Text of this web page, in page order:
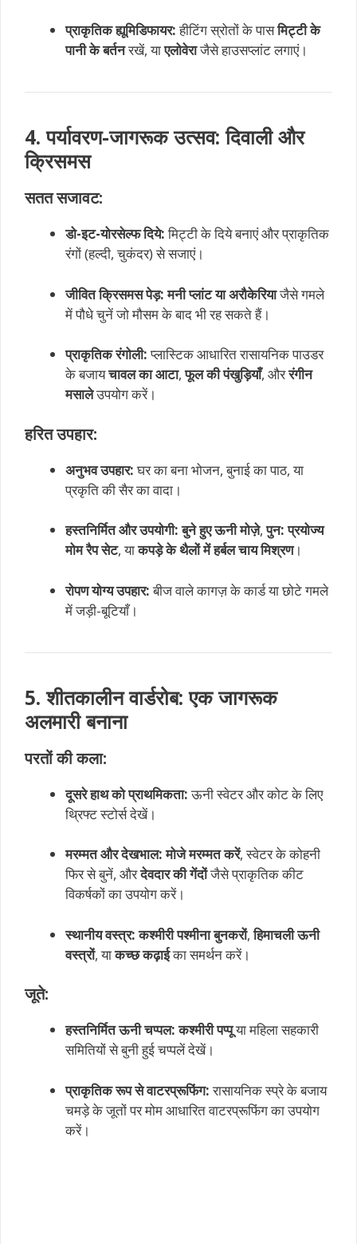
प्राकृतिक ह्यूमिडिफायर:हीटिंग स्रोतों के पासमिट्टी के
पानी के बर्तनरखें, याएलोवेराजैसे हाउसप्लांट लगाएं।
4. पर्यावरण-जागरूक उत्सव: दिवाली और
क्रिसमस
सतत सजावट:
डो-इट-योरसेल्फ दिये:मिट्टी के दिये बनाएं और प्राकृतिक
रंगों (हल्दी, चुकंदर) से सजाएं।
जीवित क्रिसमस पेड़: मनी प्लांट या अरौकेरियाजैसे गमले
में पौधे चुनें जो मौसम के बाद भी रह सकते हैं।
प्राकृतिक रंगोली:प्लास्टिक आधारित रासायनिक पाउडर
के बजायचावल का आटा,फूल की पंखुड़ियाँ, औररंगीन
मसालेउपयोग करें।
हरित उपहार:
अनुभव उपहार:घर का बना भोजन, बुनाई का पाठ, या
प्रकृति की सैर का वादा।
हस्तनिर्मित और उपयोगी: बुने हुए ऊनी मोज़े,पुन: प्रयोज्य
मोम रैप सेट, याकपड़े के थैलों में हर्बल चाय मिश्रण।
रोपण योग्य उपहार:बीज वाले कागज़ के कार्ड या छोटे गमले
में जड़ी-बूटियाँ।
5. शीतकालीन वार्डरोब: एक जागरूक
अलमारी बनाना
परतों की कला:
दूसरे हाथ को प्राथमिकता:ऊनी स्वेटर और कोट के लिए
थ्रिफ्ट स्टोर्स देखें।
मरम्मत और देखभाल: मोजे मरम्मत करें, स्वेटर के कोहनी
फिर से बुनें, औरदेवदार की गेंदोंजैसे प्राकृतिक कीट
विकर्षकों का उपयोग करें।
स्थानीय वस्त्र: कश्मीरी पश्मीना बुनकरों,हिमाचली ऊनी
वस्त्रों, याकच्छ कढ़ाईका समर्थन करें।
जूते:
हस्तनिर्मित ऊनी चप्पल: कश्मीरी पप्पूया महिला सहकारी
समितियों से बुनी हुई चप्पलें देखें।
प्राकृतिक रूप से वाटरप्रूफिंग:रासायनिक स्प्रे के बजाय
चमड़े के जूतों पर मोम आधारित वाटरप्रूफिंग का उपयोग
करें।